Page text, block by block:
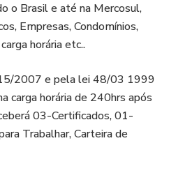
o Brasil e até na Mercosul,
Empresas, Condomínios,
horária etc..
2007 e pela lei 48/03 1999
carga horária de 240hrs após
03-Certificados, 01-
Trabalhar, Carteira de